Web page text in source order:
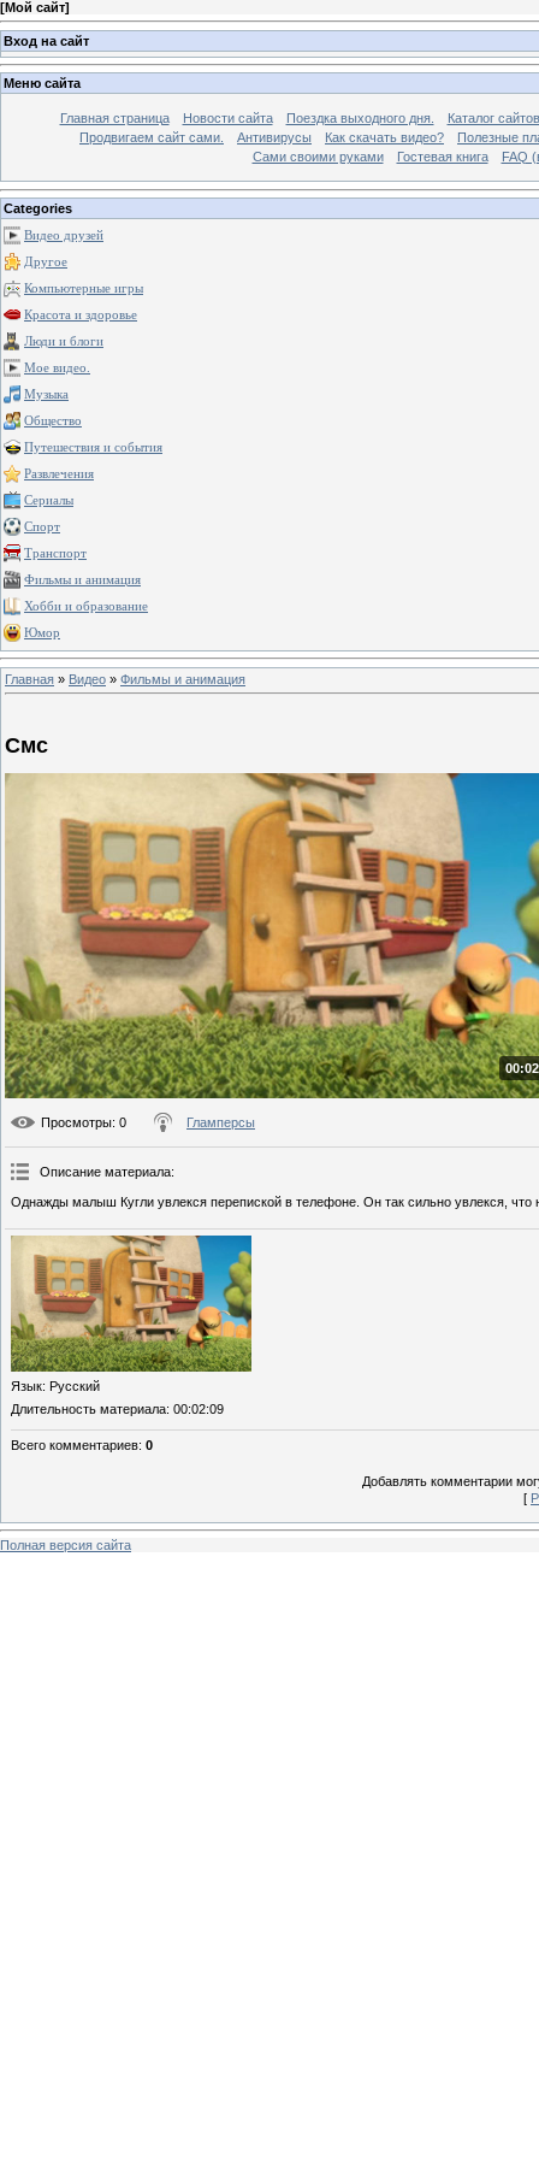
[Мой сайт]
Вход на сайт
Меню сайта
Главная страница Новости сайта Поездка выходного дня.
Каталог сайтов
Продвигаем сайт сами.
Антивирусы Как скачать видео?
Полезные
Сами своими руками
Гостевая книга FAQ
Categories
Видео друзей
Другое
Компьютерные игры
Красота и здоровье
Люди и блоги
Мое видео.
Музыка
Общество
Путешествия и события
Развлечения
Сериалы
Спорт
Транспорт
Фильмы и анимация
Хобби и образование
Юмор
Главная » Видео » Фильмы и анимация
Смс
Просмотры: 0 Гламперсы
Описание материала:
Однажды малыш Кугли увлекся перепиской в телефоне. Он так сильно увлекся, что
Язык: Русский
Длительность материала: 00:02:09
Всего комментариев: 0
Добавлять комментарии
[
Полная версия сайта